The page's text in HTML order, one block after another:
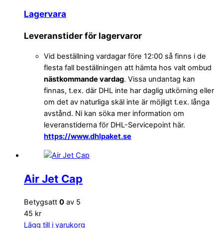
Lagervara
Leveranstider för lagervaror
Vid beställning vardagar före 12:00 så finns i de
flesta fall beställningen att hämta hos valt ombud
nästkommande vardag. Vissa undantag kan
finnas, t.ex. där DHL inte har daglig utkörning eller
om det av naturliga skäl inte är möjligt t.ex. långa
avstånd. Ni kan söka mer information om
leveranstiderna för DHL-Servicepoint här.
https://www.dhlpaket.se
Air Jet Cap
Betygsatt 0 av 5
45 kr
Lägg till i varukorg